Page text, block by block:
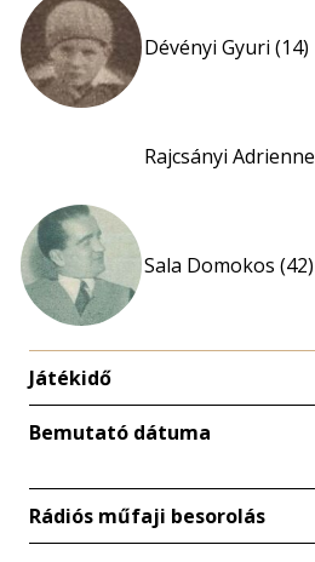
Dévényi Gyuri (14)
Rajcsányi Adrienne
Sala Domokos (42)
Játékidő
Bemutató dátuma
Rádiós műfaji besorolás